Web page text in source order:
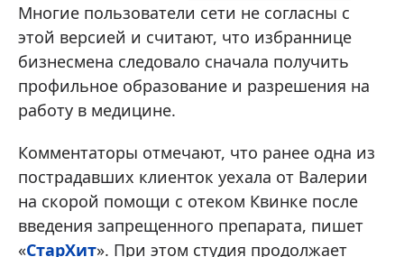
Многие пользователи сети не согласны с
этой версией и считают, что избраннице
бизнесмена следовало сначала получить
профильное образование и разрешения на
работу в медицине.
Комментаторы отмечают, что ранее одна из
пострадавших клиенток уехала от Валерии
на скорой помощи с отеком Квинке после
введения запрещенного препарата, пишет
«СтарХит». При этом студия продолжает